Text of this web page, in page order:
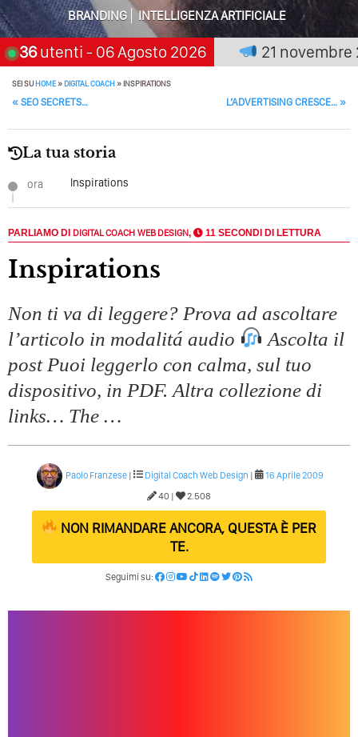
Solo Rumore…
Perché Non Guadagni Sui Social Media? Probabilmente
Tutto Peggiorerà
Quali Sono Gli Errori Della Comunicazione Politica? Il
Caso Delle Braccia Incrociate
Come Promuoversi Nel Wedding? Il Mio Intervento Per
L’Accademia Del Wedding
BRANDING
INTELLIGENZA ARTIFICIALE
36utenti - 06 Agosto 2026
chi aspetta, scegli: 21 novembre
SEI SUHOME»DIGITAL COACH»INSPIRATIONS
POST NAVIGATION
« SEO SECRETS… L’ADVERTISING CRESCE… »
La tua storia
ora Inspirations
PARLIAMO DI DIGITAL COACH WEB DESIGN, 11 SECONDI DI LETTURA
Inspirations
Non ti va di leggere? Prova ad ascoltare
l’articolo in modalitá audio
Ascolta il
post Puoi leggerlo con calma, sul tuo
dispositivo, in PDF. Altra collezione di
links… The …
Paolo Franzese| Digital Coach Web Design |
16 Aprile 2009
40 |
2.508
NON RIMANDARE ANCORA, QUESTA È PER
TE.
Seguimi su: